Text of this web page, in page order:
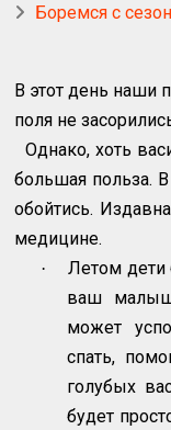
Боремся с
В этот день наши
поля не
Однако, хоть
большая польза.
обойтись.
медицине.
·
Летом дети
ваш
может
спать,
голубых
будет